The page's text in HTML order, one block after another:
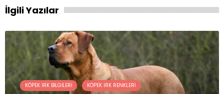
İlgili Yazılar
KÖPEK IRK BILGILERI KÖPEK IRK RENKLERI